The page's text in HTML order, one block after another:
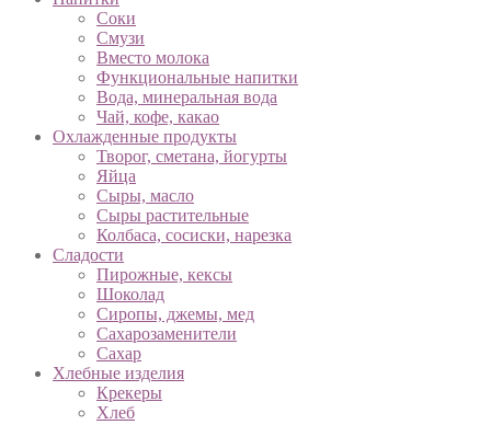
Соки
Смузи
Вместо молока
Функциональные напитки
Вода, минеральная вода
Чай, кофе, какао
Охлажденные продукты
Творог, сметана, йогурты
Яйца
Сыры, масло
Сыры растительные
Колбаса, сосиски, нарезка
Сладости
Пирожные, кексы
Шоколад
Сиропы, джемы, мед
Сахарозаменители
Сахар
Хлебные изделия
Крекеры
Хлеб